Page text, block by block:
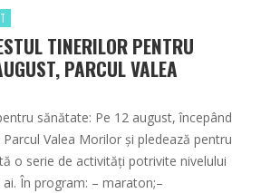
TINERILOR PENTRU
PARCUL VALEA
sănătate: Pe 12 august, începând
Valea Morilor și pledează pentru
o serie de activități potrivite nivelului
În program: – maraton;–